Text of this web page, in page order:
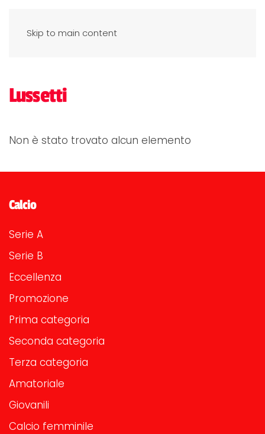
Skip to main content
Lussetti
Non è stato trovato alcun elemento
Calcio
Serie A
Serie B
Eccellenza
Promozione
Prima categoria
Seconda categoria
Terza categoria
Amatoriale
Giovanili
Calcio femminile